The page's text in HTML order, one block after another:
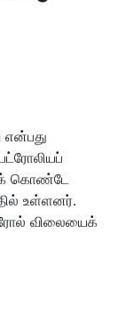
என்பது
கொண்டே
உள்ளனர்.
விலையைக்